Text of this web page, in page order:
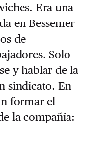
Era una
en Bessemer
de
Solo
y hablar de la
sindicato. En
formar el
la compañía: